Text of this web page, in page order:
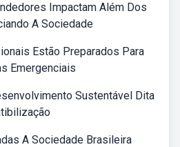
Impactam Além Dos
A Sociedade
Estão Preparados Para
Emergenciais
Sustentável Dita
A Sociedade Brasileira